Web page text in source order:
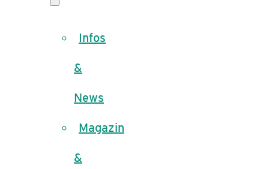
Infos
&
News
Magazin
&